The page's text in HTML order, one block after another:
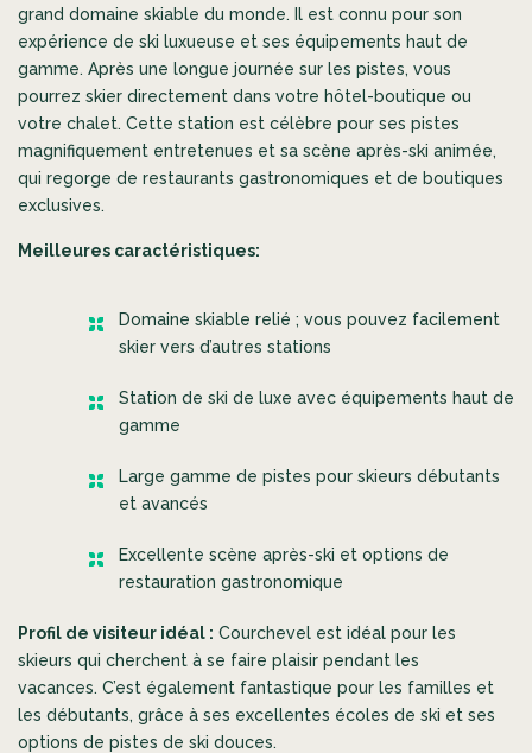
grand domaine skiable du monde. Il est connu pour son
expérience de ski luxueuse et ses équipements haut de
gamme. Après une longue journée sur les pistes, vous
pourrez skier directement dans votre hôtel-boutique ou
votre chalet. Cette station est célèbre pour ses pistes
magnifiquement entretenues et sa scène après-ski animée,
qui regorge de restaurants gastronomiques et de boutiques
exclusives.
Meilleures caractéristiques:
Domaine skiable relié ; vous pouvez facilement
skier vers d’autres stations
Station de ski de luxe avec équipements haut de
gamme
Large gamme de pistes pour skieurs débutants
et avancés
Excellente scène après-ski et options de
restauration gastronomique
Profil de visiteur idéal : Courchevel est idéal pour les
skieurs qui cherchent à se faire plaisir pendant les
vacances. C’est également fantastique pour les familles et
les débutants, grâce à ses excellentes écoles de ski et ses
options de pistes de ski douces.